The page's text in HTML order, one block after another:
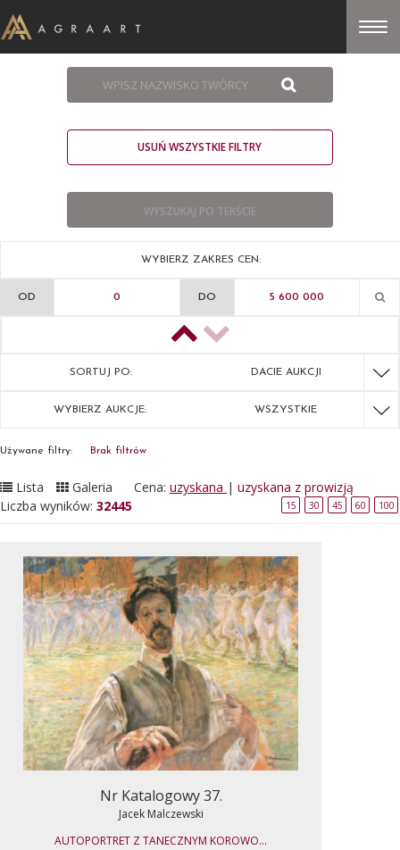
USUŃ WSZYSTKIE FILTRY
WYBIERZ ZAKRES CEN:
OD DO
SORTUJ PO: DACIE AUKCJI
WYBIERZ AUKCJE: WSZYSTKIE
Używane filtry: Brak filtrów
Lista Galeria Cena: uzyskana | uzyskana z prowizją
Liczba wyników: 32445 15 30 45 60 100
Nr Katalogowy 37.
Jacek Malczewski
AUTOPORTRET Z TANECZNYM KOROWO...